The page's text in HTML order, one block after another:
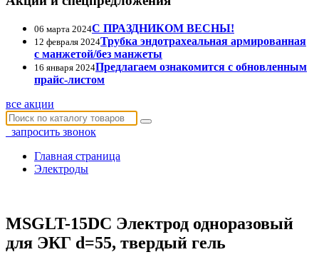
06 марта 2024С ПРАЗДНИКОМ ВЕСНЫ!
12 февраля 2024Трубка эндотрахеальная армированная
с манжетой/без манжеты
16 января 2024Предлагаем ознакомится с обновленным
прайс-листом
все акции
запросить звонок
Главная страница
Электроды
MSGLT-15DC Электрод одноразовый
для ЭКГ d=55, твердый гель